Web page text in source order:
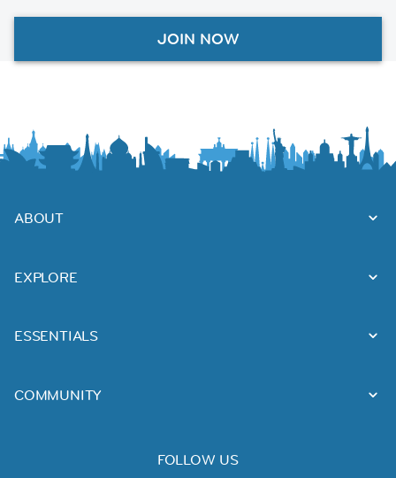
JOIN NOW
ABOUT
EXPLORE
ESSENTIALS
COMMUNITY
FOLLOW US